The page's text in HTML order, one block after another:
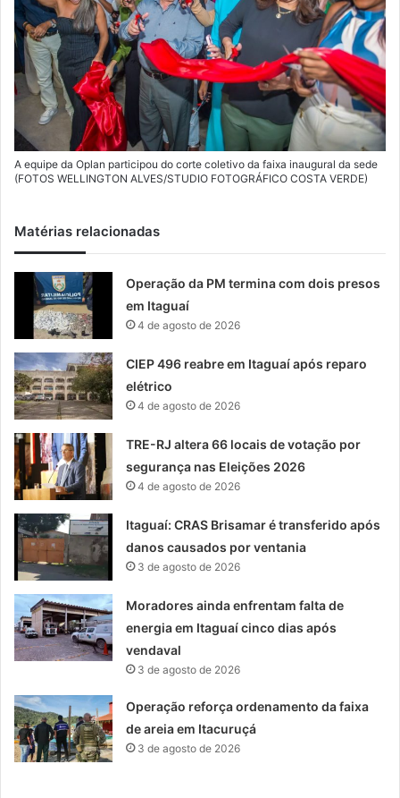
A equipe da Oplan participou do corte coletivo da faixa inaugural da sede
(FOTOS WELLINGTON ALVES/STUDIO FOTOGRÁFICO COSTA VERDE)
Matérias relacionadas
Operação da PM termina com dois presos
em Itaguaí
4 de agosto de 2026
CIEP 496 reabre em Itaguaí após reparo
elétrico
4 de agosto de 2026
TRE-RJ altera 66 locais de votação por
segurança nas Eleições 2026
4 de agosto de 2026
Itaguaí: CRAS Brisamar é transferido após
danos causados por ventania
3 de agosto de 2026
Moradores ainda enfrentam falta de
energia em Itaguaí cinco dias após
vendaval
3 de agosto de 2026
Operação reforça ordenamento da faixa
de areia em Itacuruçá
3 de agosto de 2026